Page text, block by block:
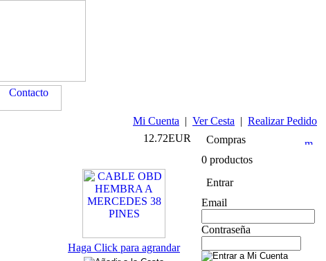
Mi Cuenta | Ver Cesta | Realizar Pedido
12.72EUR
Haga Click para agrandar
Compras
0 productos
Entrar
Email
Contraseña